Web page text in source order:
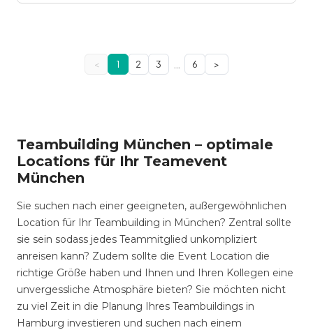
< 1 2 3 … 6 >
Teambuilding München – optimale
Locations für Ihr Teamevent
München
Sie suchen nach einer geeigneten, außergewöhnlichen
Location für Ihr Teambuilding in München? Zentral sollte
sie sein sodass jedes Teammitglied unkompliziert
anreisen kann? Zudem sollte die Event Location die
richtige Größe haben und Ihnen und Ihren Kollegen eine
unvergessliche Atmosphäre bieten? Sie möchten nicht
zu viel Zeit in die Planung Ihres Teambuildings in
Hamburg investieren und suchen nach einem